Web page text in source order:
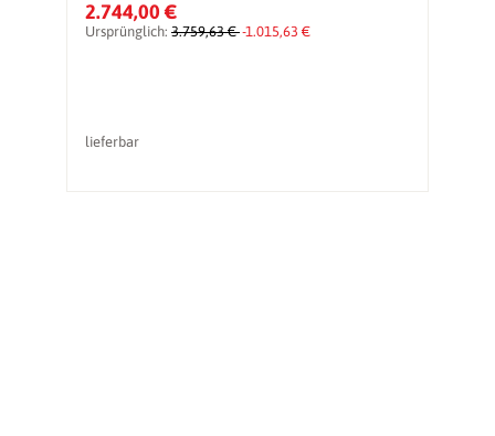
2.744,00 €
Ursprünglich: 3.759,63 €-1.015,63 €
lieferbar